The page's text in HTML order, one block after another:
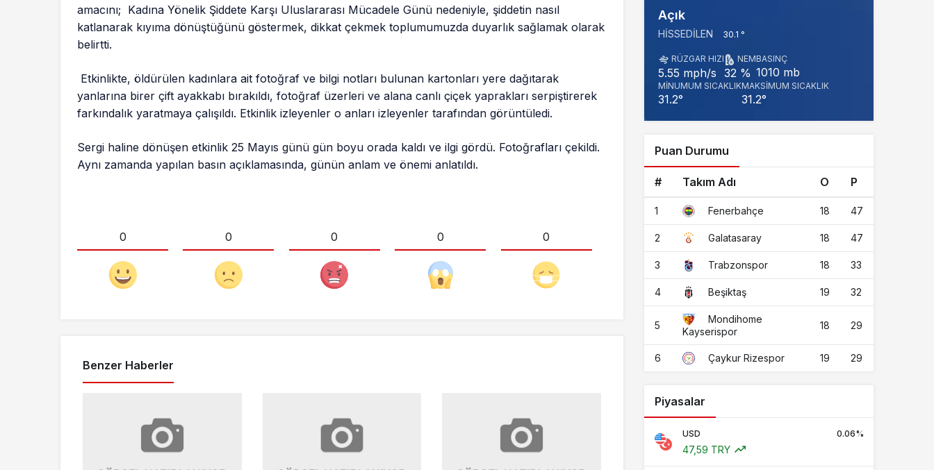
amacını; Kadına Yönelik Şiddete Karşı Uluslararası Mücadele Günü nedeniyle, şiddetin nasıl
katlanarak kıyıma dönüştüğünü göstermek, dikkat çekmek toplumumuzda duyarlık sağlamak olarak
belirtti.
Etkinlikte, öldürülen kadınlara ait fotoğraf ve bilgi notları bulunan kartonları yere dağıtarak
yanlarına birer çift ayakkabı bırakıldı, fotoğraf üzerleri ve alana canlı çiçek yaprakları serpiştirerek
farkındalık yaratmaya çalışıldı. Etkinlik izleyenler o anları izleyenler tarafından görüntüledi.
Sergi haline dönüşen etkinlik 25 Mayıs günü gün boyu orada kaldı ve ilgi gördü. Fotoğrafları çekildi.
Aynı zamanda yapılan basın açıklamasında, günün anlam ve önemi anlatıldı.
0 0 0 0 0
Benzer Haberler
Açık
HISSEDILEN 30.1 °
RÜZGAR HIZI
5.55 mph/s
NEM
32 %
BASINÇ
1010 mb
MINUMUM SICAKLIK
31.2°
MAKSIMUM SICAKLIK
31.2°
Puan Durumu
# Takım Adı O P
1 Fenerbahçe 18 47
2 Galatasaray 18 47
3 Trabzonspor 18 33
4 Beşiktaş 19 32
5
Mondihome
Kayserispor
18 29
6 Çaykur Rizespor 19 29
Piyasalar
USD 0.06%
47,59 TRY